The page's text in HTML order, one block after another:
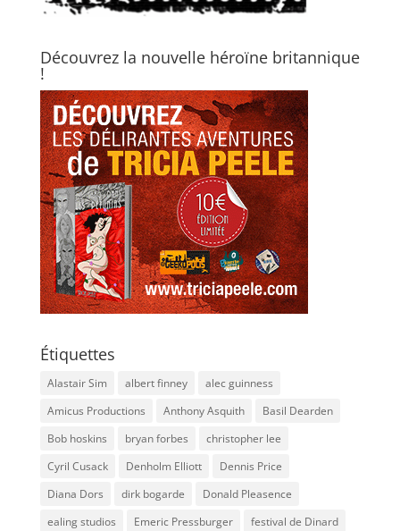
Découvrez la nouvelle héroïne britannique
!
Étiquettes
Alastair Sim albert finney
alec guinness
Amicus Productions
Anthony Asquith
Basil Dearden
Bob hoskins
bryan forbes
christopher lee
Cyril Cusack
Denholm Elliott
Dennis Price
Diana Dors
dirk bogarde
Donald Pleasence
ealing studios
Emeric Pressburger
festival de Dinard